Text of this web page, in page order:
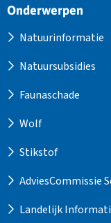
Site
Onderwerpen
Natuurinformatie
Natuursubsidies
Faunaschade
Wolf
Stikstof
AdviesCommissie
Landelijk